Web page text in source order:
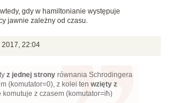
gdy w hamiltonianie występuje
jawnie zależny od czasu.
2017, 22:04
z jednej strony równania Schrodingera
(komutator=0), z kolei ten wzięty z
komutuje z czasem (komutator=iħ)